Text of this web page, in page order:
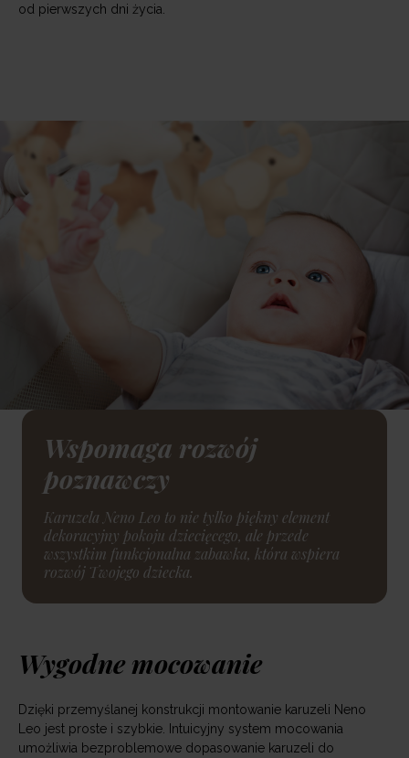
od pierwszych dni życia.
Wspomaga rozwój
poznawczy
Karuzela Neno Leo to nie tylko piękny element
dekoracyjny pokoju dziecięcego, ale przede
wszystkim funkcjonalna zabawka, która wspiera
rozwój Twojego dziecka.
Wygodne mocowanie
Dzięki przemyślanej konstrukcji montowanie karuzeli Neno
Leo jest proste i szybkie. Intuicyjny system mocowania
umożliwia bezproblemowe dopasowanie karuzeli do